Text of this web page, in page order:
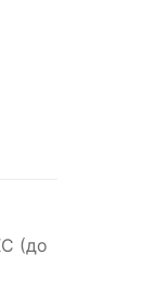
(до